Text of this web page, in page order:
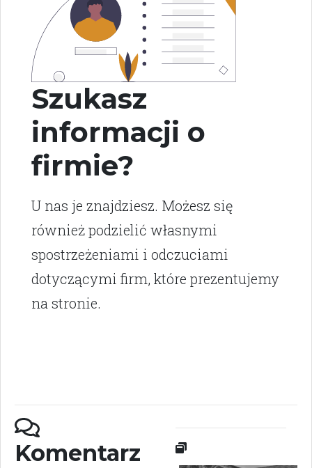
Szukasz
informacji o
firmie?
U nas je znajdziesz. Możesz się
również podzielić własnymi
spostrzeżeniami i odczuciami
dotyczącymi firm, które prezentujemy
na stronie.
Komentarz